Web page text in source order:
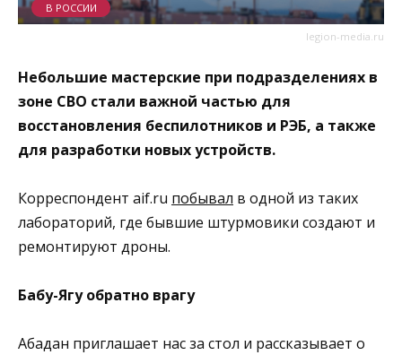
legion-media.ru
В РОССИИ
Небольшие мастерские при подразделениях в
зоне СВО стали важной частью для
восстановления беспилотников и РЭБ, а также
для разработки новых устройств.
Корреспондент aif.ru побывал в одной из таких
лабораторий, где бывшие штурмовики создают и
ремонтируют дроны.
Бабу-Ягу обратно врагу
Абадан приглашает нас за стол и рассказывает о